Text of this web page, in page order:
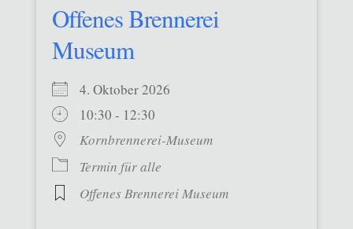
Offenes Brennerei
Museum
4. Oktober 2026
10:30 - 12:30
Kornbrennerei-Museum
Termin für alle
Offenes Brennerei Museum